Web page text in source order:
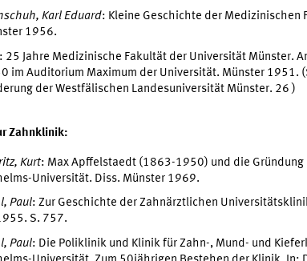
Karl Eduard: Kleine Geschichte der Medizinischen
1956.
: 25 Jahre Medizinische Fakultät der Universität Münster.
im Auditorium Maximum der Universität. Münster 1951.
der Westfälischen Landesuniversität Münster. 26 )
Zahnklinik:
Kurt: Max Apffelstaedt (1863-1950) und die
Universität. Diss. Münster 1969.
Paul: Zur Geschichte der Zahnärztlichen
S. 757.
Paul: Die Poliklinik und Klinik für Zahn-, Mund- und